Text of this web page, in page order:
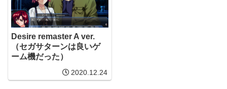
Desire remaster A ver.
（セガサターンは良いゲ
ーム機だった）
2020.12.24